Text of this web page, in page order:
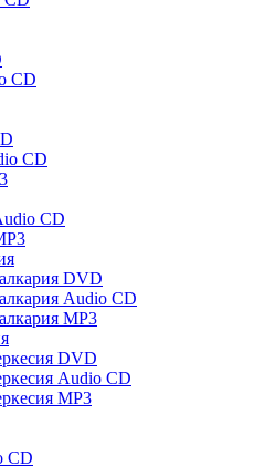
CD
CD
CD
DVD
Audio CD
MP3
DVD
Audio CD
MP3
CD